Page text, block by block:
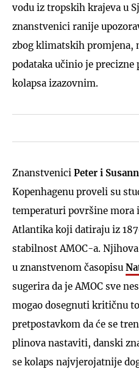
vodu iz tropskih krajeva u
znanstvenici ranije
zbog klimatskih promjena,
podataka učinio je precizne
kolapsa izazovnim.
Znanstvenici Peter i
Kopenhagenu proveli su
temperaturi površine mora
Atlantika koji datiraju iz
stabilnost AMOC-a.
u znanstvenom časopisu
sugerira da je AMOC sve
mogao dosegnuti kritičnu
pretpostavkom da će se
plinova nastaviti, danski
se kolaps najvjerojatnije